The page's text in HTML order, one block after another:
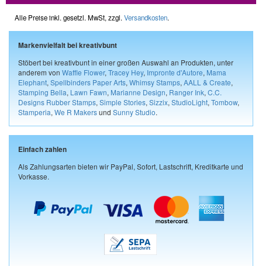
Alle Preise inkl. gesetzl. MwSt, zzgl. Versandkosten.
Markenvielfalt bei kreativbunt
Stöbert bei kreativbunt in einer großen Auswahl an Produkten, unter
anderem von Waffle Flower, Tracey Hey, Impronte d'Autore, Mama
Elephant, Spellbinders Paper Arts, Whimsy Stamps, AALL & Create,
Stamping Bella, Lawn Fawn, Marianne Design, Ranger Ink, C.C.
Designs Rubber Stamps, Simple Stories, Sizzix, StudioLight, Tombow,
Stamperia, We R Makersund Sunny Studio.
Einfach zahlen
Als Zahlungsarten bieten wir PayPal, Sofort, Lastschrift, Kreditkarte und
Vorkasse.